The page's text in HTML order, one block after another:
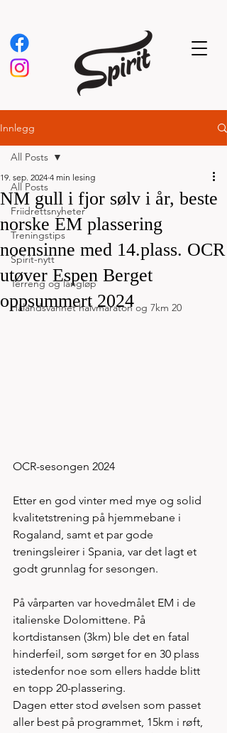
Innlegg
All Posts
Friidrettsnyheter
Treningstips
Spirit-nytt
Terreng og langløp
Hålandsvannet halvmaraton og 7km 20
All Posts
NM gull i fjor sølv i år, beste
norske EM plassering
noensinne med 14.plass. OCR
utøver Espen Berget
oppsummert 2024
19. sep. 2024 4 min lesing
OCR-sesongen 2024
Etter en god vinter med mye og solid
kvalitetstrening på hjemmebane i
Rogaland, samt et par gode
treningsleirer i Spania, var det lagt et
godt grunnlag for sesongen.
På vårparten var hovedmålet EM i de
italienske Dolomittene. På
kortdistansen (3km) ble det en fatal
hinderfeil, som sørget for en 30 plass
istedenfor noe som ellers hadde blitt
en topp 20-plassering.
Dagen etter stod øvelsen som passet
aller best på programmet, 15km i røft,